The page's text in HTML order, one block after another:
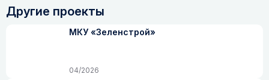
Другие проекты
МКУ «Зеленстрой»
04/2026